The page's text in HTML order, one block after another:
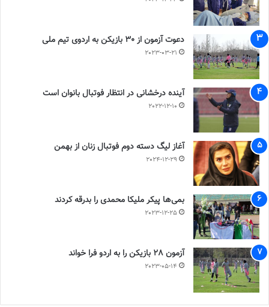
دعوت آزمون از 30 بازیکن به اردوی تیم ملی
2023-03-21
آینده درخشانی در انتظار فوتبال بانوان است
2022-12-10
آغاز لیگ دسته دوم فوتبال زنان از بهمن
2024-12-29
بمی‌ها پیکر ملیکا محمدی را بدرقه کردند
2023-12-25
آزمون 28 بازیکن را به اردو فرا خواند
2023-05-14